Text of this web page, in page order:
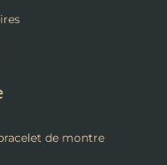
de montre